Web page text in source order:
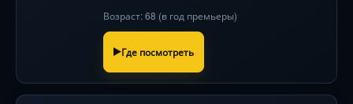
Возраст: 68 (в год премьеры)
Где посмотреть